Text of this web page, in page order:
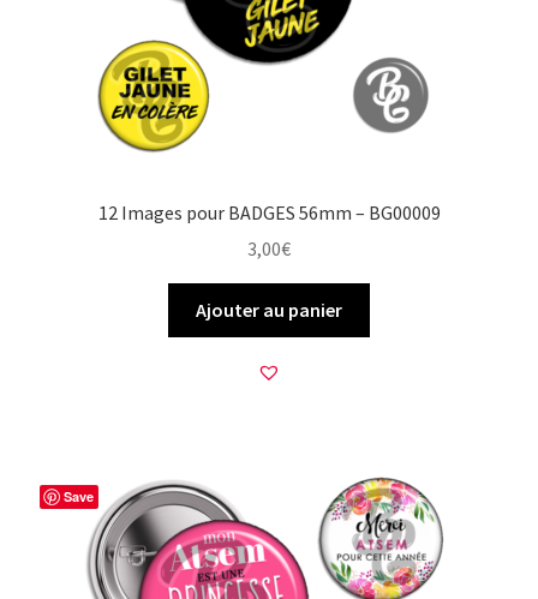
12 Images pour BADGES 56mm – BG00009
3,00€
Ajouter au panier
Save